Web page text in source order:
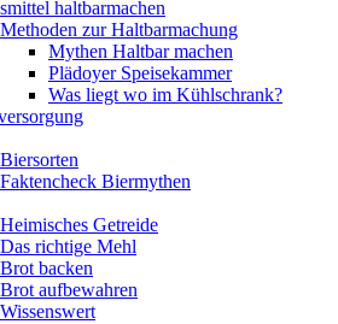
haltbarmachen
Methoden zur Haltbarmachung
Mythen Haltbar machen
Plädoyer Speisekammer
Was liegt wo im Kühlschrank?
Biersorten
Faktencheck Biermythen
Heimisches Getreide
Das richtige Mehl
Brot backen
Brot aufbewahren
Wissenswert